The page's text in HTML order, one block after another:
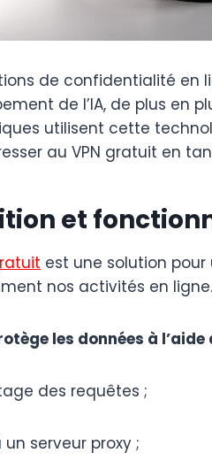
de confidentialité en
de l’IA, de plus en
utilisent cette
au VPN gratuit en
et
est une solution
nos activités en ligne.
les données à
des requêtes ;
serveur proxy ;